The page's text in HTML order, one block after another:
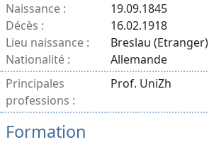
Naissance :
19.09.1845
Décès :
16.02.1918
Lieu naissance :
Breslau (Etranger)
Nationalité :
Allemande
Principales
professions :
Prof. UniZh
Formation